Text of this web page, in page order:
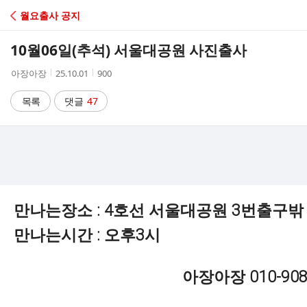
C
A
월요출사 공지
10월06일(추석) 서울대공원 사진출사
작
자
아장아장
작
시
간
25.10.01
조
수
900
목록 댓글 47
만나는장소 : 4호선 서울대공원 3번출구밖
만나는시간 : 오후3시
아장아장 010-9088-